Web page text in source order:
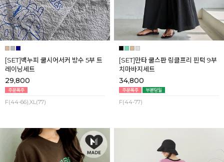
[SET]백누피 쿨시어서커 방수 5부 트
레이닝세트
29,800
F(44-66),XL(77)
[SET]만타 쿨스판 링클프리 핀턱 9부
치마바지세트
34,800
F(44-77)